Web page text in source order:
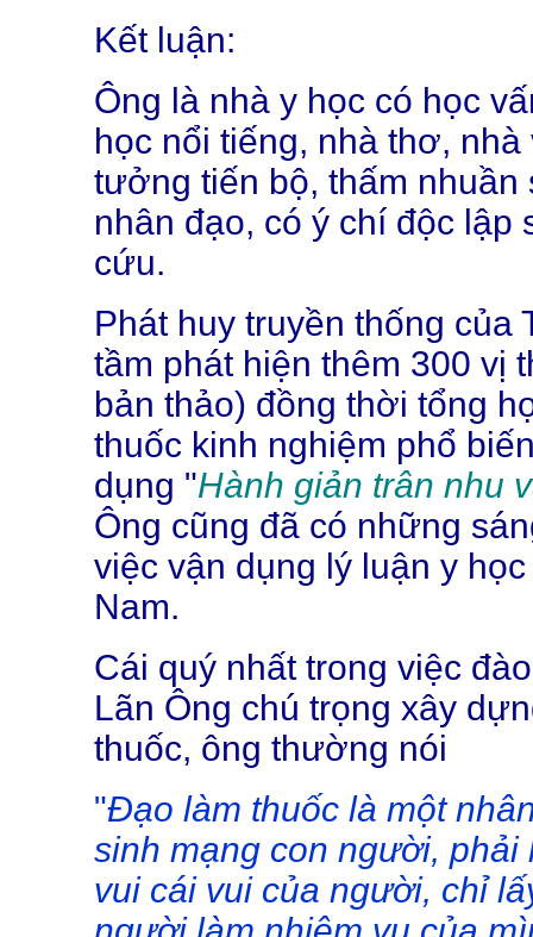
Kết luận:
Ông là nhà y học có học
học nổi tiếng, nhà thơ, nhà
tưởng tiến bộ, thấm nhuần
nhân đạo, có ý chí độc lập
cứu.
Phát huy truyền thống của
tầm phát hiện thêm 300 vị
bản thảo) đồng thời tổng
thuốc kinh nghiệm phổ
dụng "Hành giản trân nhu
Ông cũng đã có những
việc vận dụng lý luận y
Nam.
Cái quý nhất trong việc
Lãn Ông chú trọng xây
thuốc, ông thường nói
"Đạo làm thuốc là một
sinh mạng con người,
vui cái vui của người, chỉ